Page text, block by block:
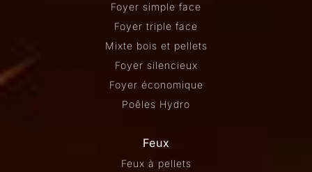
Foyer simple face
Foyer triple face
Mixte bois et pellets
Foyer silencieux
Foyer économique
Poêles Hydro
Feux
Feux à pellets